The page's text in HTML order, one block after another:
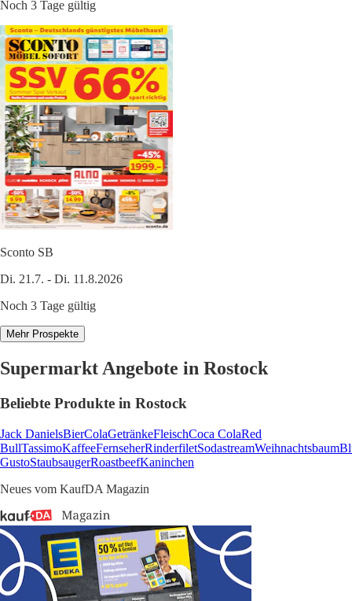
Noch 3 Tage gültig
Sconto SB
Di. 21.7. - Di. 11.8.2026
Noch 3 Tage gültig
Mehr Prospekte
Supermarkt Angebote in Rostock
Beliebte Produkte in Rostock
Jack DanielsBierColaGetränkeFleischCoca ColaRed
BullTassimoKaffeeFernseherRinderfiletSodastreamWeihnachtsbaum
GustoStaubsaugerRoastbeefKaninchen
Neues vom KaufDA Magazin